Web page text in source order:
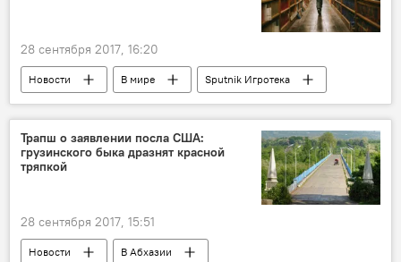
28 сентября 2017, 16:20
Новости В мире Sputnik Игротека
Трапш о заявлении посла США:
грузинского быка дразнят красной
тряпкой
28 сентября 2017, 15:51
Новости В Абхазии